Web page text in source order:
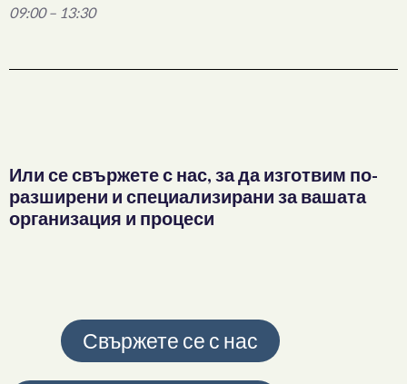
09:00 – 13:30
Или се свържете с нас, за да изготвим по-
разширени и специализирани за вашата
организация и процеси
Свържете се с нас